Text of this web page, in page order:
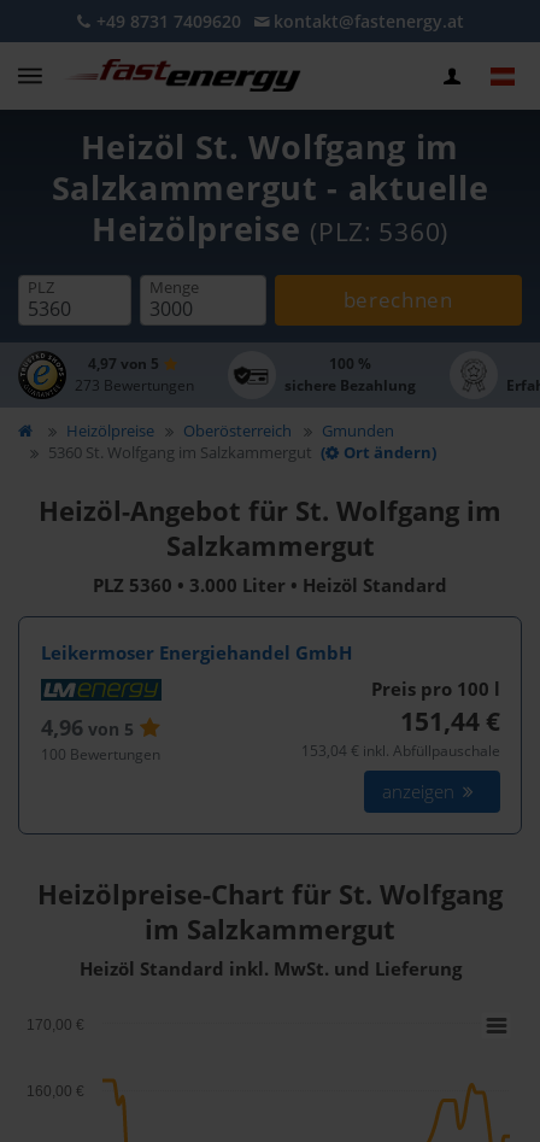
+49 8731 7409620 kontakt@fastenergy.at
Heizöl St. Wolfgang im
Salzkammergut - aktuelle
Heizölpreise (PLZ: 5360)
PLZ Menge berechnen
4,97 von 5
273 Bewertungen
100 %
sichere Bezahlung
Heizölpreise Oberösterreich
Gmunden
5360 St. Wolfgang im Salzkammergut ( Ort ändern)
Heizöl-Angebot für St. Wolfgang im
Salzkammergut
PLZ 5360 • 3.000 Liter • Heizöl Standard
Leikermoser Energiehandel GmbH
4,96von 5
100 Bewertungen
Preis pro 100 l
151,44 €
153,04 € inkl. Abfüllpauschale
anzeigen
Heizölpreise-Chart für St. Wolfgang
im Salzkammergut
Heizöl Standard inkl. MwSt. und Lieferung
160,00 €
170,00 €